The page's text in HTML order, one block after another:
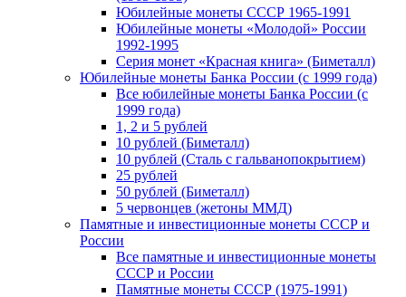
Юбилейные монеты СССР 1965-1991
Юбилейные монеты «Молодой» России
1992-1995
Серия монет «Красная книга» (Биметалл)
Юбилейные монеты Банка России (с 1999 года)
Все юбилейные монеты Банка России (с
1999 года)
1, 2 и 5 рублей
10 рублей (Биметалл)
10 рублей (Сталь с гальванопокрытием)
25 рублей
50 рублей (Биметалл)
5 червонцев (жетоны ММД)
Памятные и инвестиционные монеты СССР и
России
Все памятные и инвестиционные монеты
СССР и России
Памятные монеты СССР (1975-1991)